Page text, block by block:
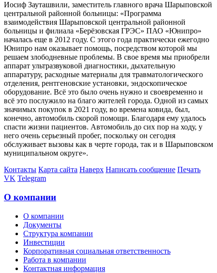
Иосиф Зауташвили, заместитель главного врача Шарыповской
центральной районной больницы: «Программа
взаимодействия Шарыповской центральной районной
больницы и филиала «Берёзовская ГРЭС» ПАО «Юнипро»
началась еще в 2012 году. С этого года практически ежегодно
Юнипро нам оказывает помощь, посредством которой мы
решаем злободневные проблемы. В свое время мы приобрели
аппарат ультразвуковой диагностики, дыхательную
аппаратуру, расходные материалы для травматологического
отделения, рентгеновские установки, эндоскопическое
оборудование. Всё это было очень нужно и своевременно и
всё это послужило на благо жителей города. Одной из самых
значимых покупок в 2021 году, во времена ковида, был,
конечно, автомобиль скорой помощи. Благодаря ему удалось
спасти жизни пациентов. Автомобиль до сих пор на ходу, у
него очень серьезный пробег, поскольку он сегодня
обслуживает вызовы как в черте города, так и в Шарыповском
муниципальном округе».
Контакты Карта сайта Наверх Написать сообщение Печать
VK Telegram
О компании
О компании
Документы
Структура компании
Инвестиции
Корпоративная социальная ответственность
Работа в компании
Контактная информация